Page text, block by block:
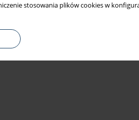
stosowania plików cookies w